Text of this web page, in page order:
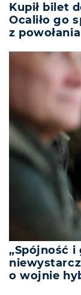
Kupił bilet
Ocaliło go
z powołania
„Spójność
o wojnie